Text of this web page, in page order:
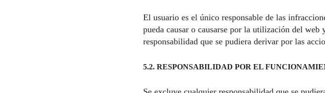
El usuario es el único responsable de las
pueda causar o causarse por la utilización del web
responsabilidad que se pudiera derivar por las
5.2. RESPONSABILIDAD POR EL